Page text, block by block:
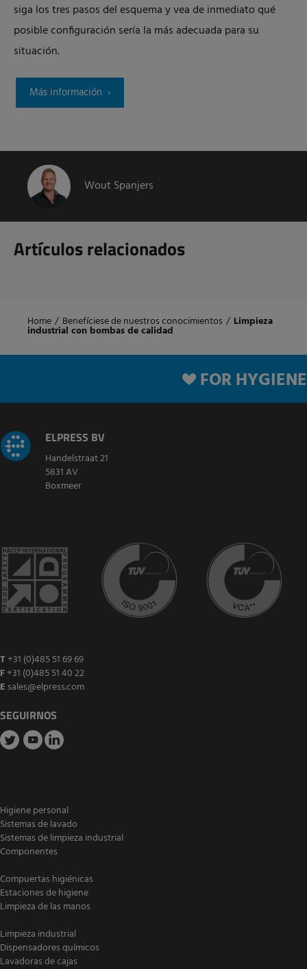
siga los tres pasos del esquema y vea de inmediato qué
posible configuración sería la más adecuada para su
situación.
Más información
Wout Spanjers
Artículos relacionados
Home / Benefíciese de nuestros conocimientos / Limpieza
industrial con bombas de calidad
FOR HYGIENE
ELPRESS BV
Handelstraat 21
5831 AV
Boxmeer
T +31 (0)485 51 69 69
F+31 (0)485 51 40 22
E sales@elpress.com
SEGUIRNOS
Higiene personal
Sistemas de lavado
Sistemas de limpieza industrial
Componentes
Compuertas higiénicas
Estaciones de higiene
Limpieza de las manos
Limpieza industrial
Dispensadores químicos
Lavadoras de cajas